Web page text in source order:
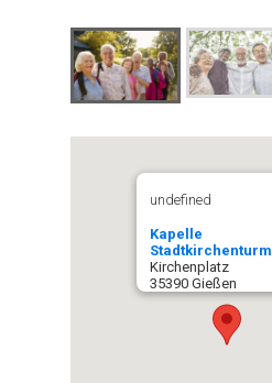
undefined
Kapelle
Stadtkirchenturm
Kirchenplatz
35390 Gießen